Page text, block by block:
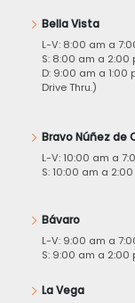
Bella Vista
L-V: 8:00 am a
S: 8:00 am a 2:00
D: 9:00 am a 1:00
Drive Thru.)
Bravo Núñez de
L-V: 10:00 am a
S: 10:00 am a
Bávaro
L-V: 9:00 am a
S: 9:00 am a 2:00
La Vega